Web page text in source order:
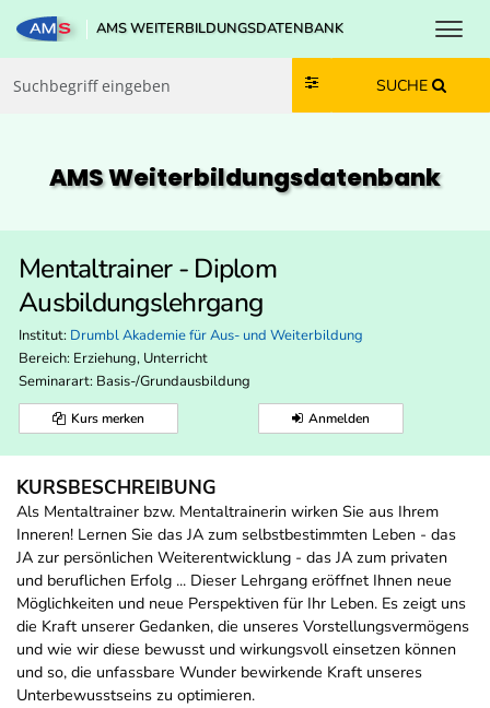
Zum Inhalt springen
Zum Navmenü springen
Zur Suche springen
Zur Footer springen
AMS WEITERBILDUNGSDATENBANK
SUCHE
AMS Weiterbildungs­datenbank
Mentaltrainer - Diplom
Ausbildungslehrgang
Institut: Drumbl Akademie für Aus- und Weiterbildung
Bereich: Erziehung, Unterricht
Seminarart: Basis-/Grundausbildung
Kurs merken Anmelden
KURSBESCHREIBUNG
Als Mentaltrainer bzw. Mentaltrainerin wirken Sie aus Ihrem
Inneren! Lernen Sie das JA zum selbstbestimmten Leben - das
JA zur persönlichen Weiterentwicklung - das JA zum privaten
und beruflichen Erfolg ... Dieser Lehrgang eröffnet Ihnen neue
Möglichkeiten und neue Perspektiven für Ihr Leben. Es zeigt uns
die Kraft unserer Gedanken, die unseres Vorstellungsvermögens
und wie wir diese bewusst und wirkungsvoll einsetzen können
und so, die unfassbare Wunder bewirkende Kraft unseres
Unterbewusstseins zu optimieren.